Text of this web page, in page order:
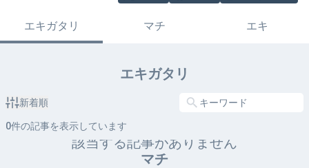
エキガタリ マチ エキ
エキガタリ
新着順
0件の記事を表示しています
該当する記事がありません
マチ